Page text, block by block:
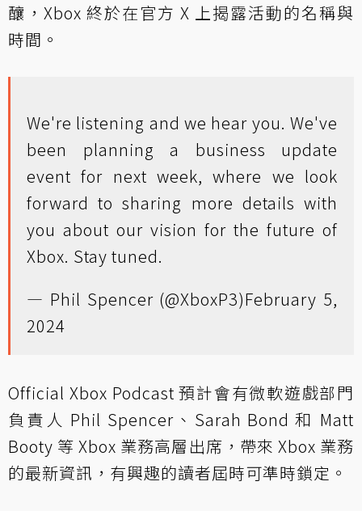
釀，Xbox 終於在官方 X 上揭露活動的名稱與
時間。
We're listening and we hear you. We've
been planning a business update
event for next week, where we look
forward to sharing more details with
you about our vision for the future of
Xbox. Stay tuned.
— Phil Spencer (@XboxP3)February 5,
2024
Official Xbox Podcast 預計會有微軟遊戲部門
負責人 Phil Spencer、Sarah Bond 和 Matt
Booty 等 Xbox 業務高層出席，帶來 Xbox 業務
的最新資訊，有興趣的讀者屆時可準時鎖定。